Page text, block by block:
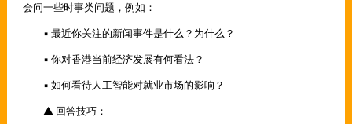
会问一些时事类问题，例如：
▪ 最近你关注的新闻事件是什么？为什么？
▪ 你对香港当前经济发展有何看法？
▪ 如何看待人工智能对就业市场的影响？
▲ 回答技巧：